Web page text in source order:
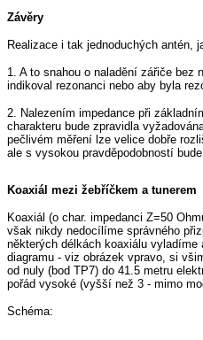
Závěry
Realizace i tak jednoduchých antén,
1. A to snahou o naladění zářiče bez
indikoval rezonanci nebo aby byla
2. Nalezením impedance při
charakteru bude zpravidla
pečlivém měření lze velice dobře
ale s vysokou pravděpodobností
Koaxiál mezi žebříčkem a tunerem
Koaxiál (o char. impedanci Z=50
však nikdy nedocílíme správného
některých délkách koaxiálu
diagramu - viz obrázek vpravo, si
od nuly (bod TP7) do 41.5 metru
pořád vysoké (vyšší než 3 - mimo
Schéma: